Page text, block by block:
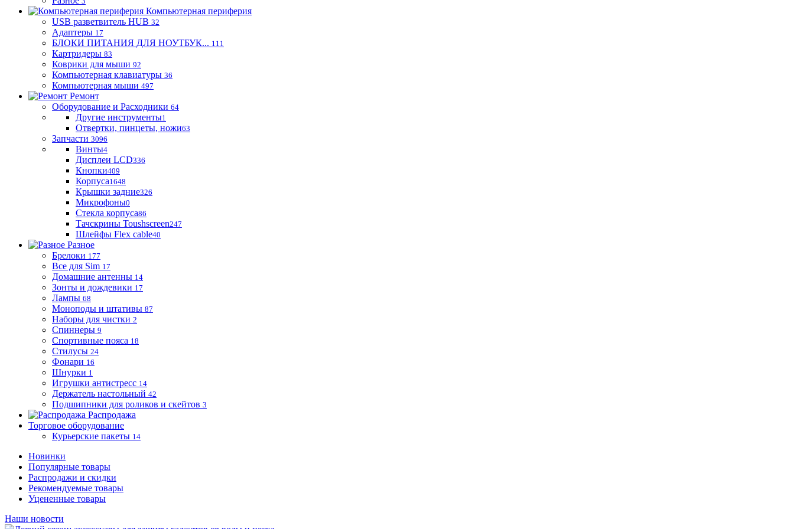
Компьютерная периферия
USB разветвитель HUB 32
Адаптеры 17
БЛОКИ ПИТАНИЯ ДЛЯ НОУТБУК... 111
Картридеры 83
Коврики для мыши 92
Компьютерная клавиатуры 36
Компьютерная мыши 497
Ремонт
Оборудование и Расходники 64
Другие инструменты1
Отвертки, пинцеты, ножи63
Запчасти 3096
Винты4
Дисплеи LCD336
Кнопки409
Корпуса1648
Крышки задние326
Микрофоны0
Стекла корпуса86
Тачскрины Toushscreen247
Шлейфы Flex cable40
Разное
Брелоки 177
Все для Sim 17
Домашние антенны 14
Зонты и дождевики 17
Лампы 68
Моноподы и штативы 87
Наборы для чистки 2
Спиннеры 9
Спортивные пояса 18
Стилусы 24
Фонари 16
Шнурки 1
Игрушки антистресс 14
Держатель настольный 42
Подшипники для роликов и скейтов 3
Распродажа
Торговое оборудование
Курьерские пакеты 14
Новинки
Популярные товары
Распродажи и скидки
Рекомендуемые товары
Уцененные товары
Наши новости